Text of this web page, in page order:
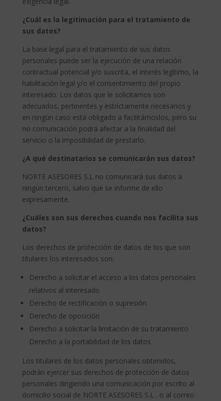
¿Cuál es la legitimación para el tratamiento de
sus datos?
La base legal para el tratamiento de sus datos
personales puede ser la ejecución de una relación
contractual potencial y/o suscrita, el interés legítimo, la
habilitación legal y/o el consentimiento del propio
interesado. Los datos que le solicitamos son
adecuados, pertinentes y estrictamente necesarios y
en ningún caso está obligado a facilitárnoslos, pero su
no comunicación podrá afectar a la finalidad del
servicio o la imposibilidad de prestarlo.
¿A qué destinatarios se comunicarán sus datos?
NORTE ASESORES S.L no comunicará sus datos a
ningún tercero, salvo que se informe de ello
expresamente.
¿Cuáles son sus derechos cuando nos facilita sus
datos?
Los derechos de protección de datos de los que son
titulares los interesados son:
Derecho a solicitar el acceso a los datos personales
relativos al interesado
Derecho de rectificación o supresión
Derecho de oposición
Derecho a solicitar la limitación de su tratamiento
Derecho a la portabilidad de los datos
Los titulares de los datos personales obtenidos,
podrán ejercer sus derechos de protección de datos
personales dirigiendo una comunicación por escrito al
domicilio social de NORTE ASESORES S.L . o al correo